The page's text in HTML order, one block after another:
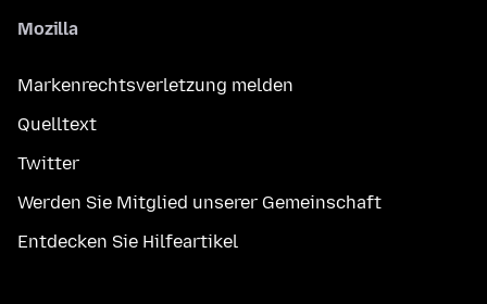
Mozilla
Markenrechtsverletzung melden
Quelltext
Twitter
Werden Sie Mitglied unserer Gemeinschaft
Entdecken Sie Hilfeartikel